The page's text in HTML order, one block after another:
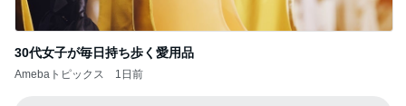
30代女子が毎日持ち歩く愛用品
Amebaトピックス 1日前